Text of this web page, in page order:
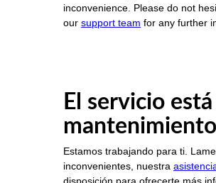
inconvenience. Please do not
our support team for any further
El servicio
mantenimiento
Estamos trabajando para ti.
inconvenientes, nuestra